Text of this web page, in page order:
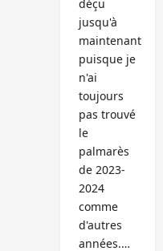
déçu
jusqu'à
maintenant
puisque je
n'ai
toujours
pas trouvé
le
palmarès
de 2023-
2024
comme
d'autres
années.…